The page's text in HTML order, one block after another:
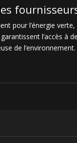
pour l’énergie
l’accès
de l’environnement.